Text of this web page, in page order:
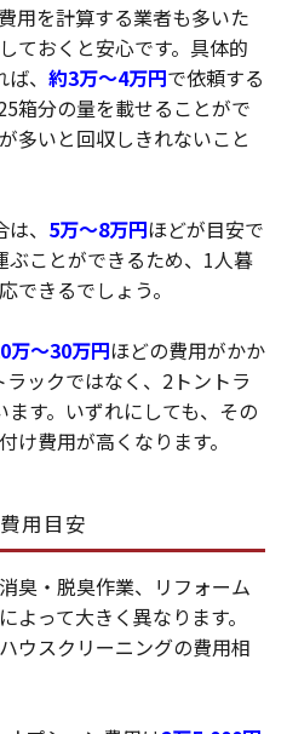
用を計算する業者も多いた
ておくと安心です。具体的
、 約3万～4万円で依頼する
箱分の量を載せることがで
多いと回収しきれないこと
、 5万～8万円ほどが目安で
ぶことができるため、1人暮
できるでしょう。
万～30万円ほどの費用がかか
ックではなく、2トントラ
す。いずれにしても、その
け費用が高くなります。
用目安
臭・脱臭作業、リフォーム
よって大きく異なります。
ウスクリーニングの費用相